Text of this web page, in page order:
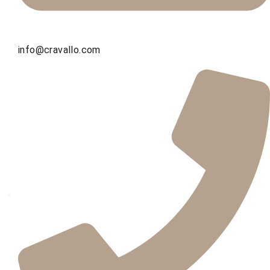
info@cravallo.com